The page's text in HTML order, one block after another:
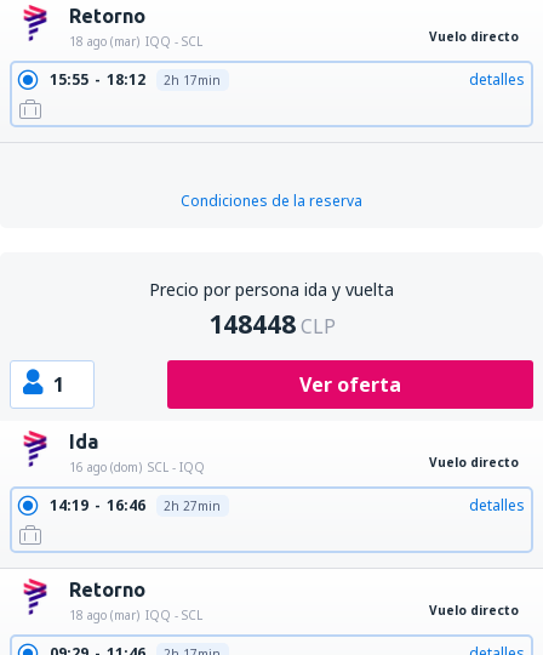
Retorno
18 ago (mar) IQQ - SCL Vuelo directo
15:55 18:12 2h 17min detalles
Condiciones de la reserva
Precio por persona ida y vuelta
148448 CLP
1 Ver oferta
Ida
16 ago (dom) SCL - IQQ Vuelo directo
14:19 16:46 2h 27min detalles
Retorno
18 ago (mar) IQQ - SCL Vuelo directo